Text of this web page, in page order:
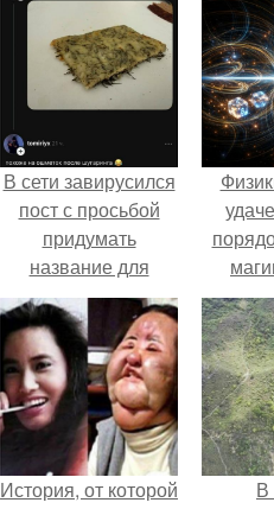
В сети завирусился
пост с просьбой
придумать
название для
домашней
запеканки.
История, от которой
В